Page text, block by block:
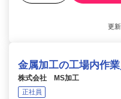
更
金属加工の工場内作
株式会社 MS加工
正社員